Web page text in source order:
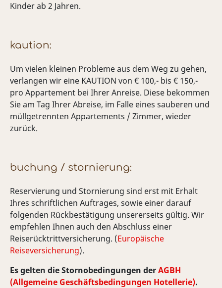
Kinder ab 2 Jahren.
kaution:
Um vielen kleinen Probleme aus dem Weg zu gehen,
verlangen wir eine KAUTION von € 100,- bis € 150,-
pro Appartement bei Ihrer Anreise. Diese bekommen
Sie am Tag Ihrer Abreise, im Falle eines sauberen und
müllgetrennten Appartements / Zimmer, wieder
zurück.
buchung / stornierung:
Reservierung und Stornierung sind erst mit Erhalt
Ihres schriftlichen Auftrages, sowie einer darauf
folgenden Rückbestätigung unsererseits gültig. Wir
empfehlen Ihnen auch den Abschluss einer
Reiserücktrittversicherung. (Europäische
Reiseversicherung).
Es gelten die Stornobedingungen derAGBH
(Allgemeine Geschäftsbedingungen Hotellerie).